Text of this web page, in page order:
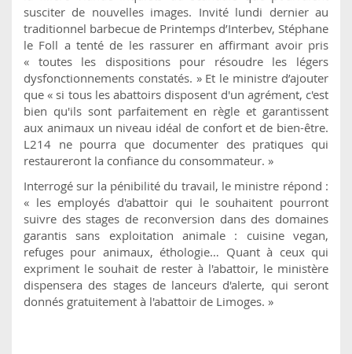
susciter de nouvelles images. Invité lundi dernier au
traditionnel barbecue de Printemps d’Interbev, Stéphane
le Foll a tenté de les rassurer en affirmant avoir pris
« toutes les dispositions pour résoudre les légers
dysfonctionnements constatés. » Et le ministre d’ajouter
que « si tous les abattoirs disposent d'un agrément, c'est
bien qu'ils sont parfaitement en règle et garantissent
aux animaux un niveau idéal de confort et de bien-être.
L214 ne pourra que documenter des pratiques qui
restaureront la confiance du consommateur. »
Interrogé sur la pénibilité du travail, le ministre répond :
« les employés d'abattoir qui le souhaitent pourront
suivre des stages de reconversion dans des domaines
garantis sans exploitation animale : cuisine vegan,
refuges pour animaux, éthologie… Quant à ceux qui
expriment le souhait de rester à l'abattoir, le ministère
dispensera des stages de lanceurs d'alerte, qui seront
donnés gratuitement à l'abattoir de Limoges. »